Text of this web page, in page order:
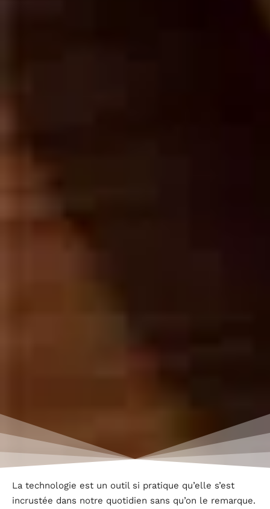
La technologie est un outil si pratique qu’elle s’est
incrustée dans notre quotidien sans qu’on le remarque.